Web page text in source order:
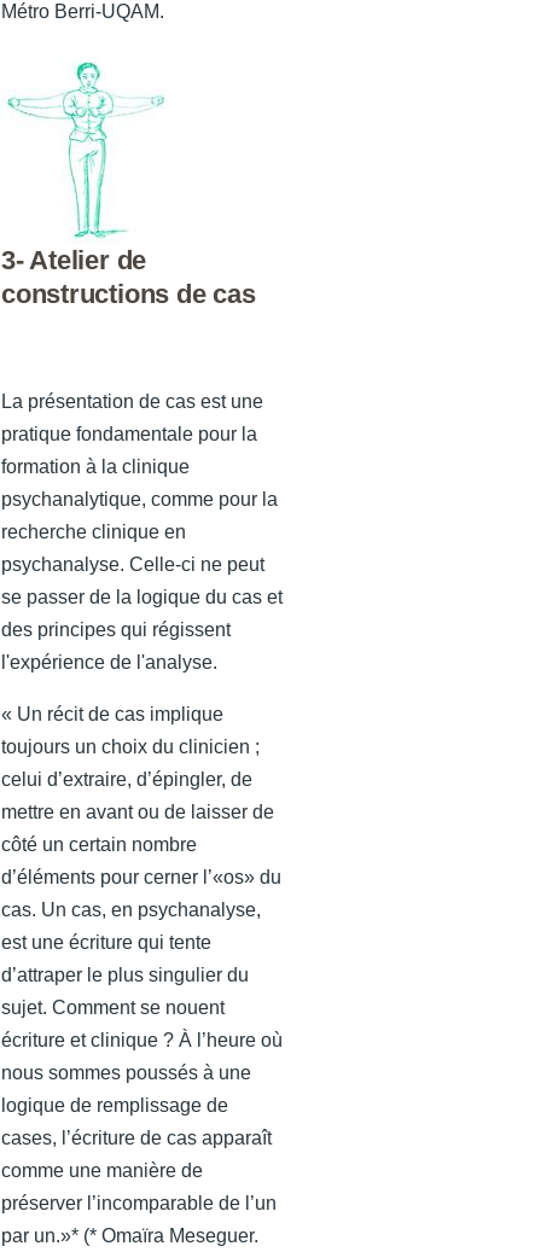
Métro Berri-UQAM.
3- Atelier de
constructions de cas
La présentation de cas est une
pratique fondamentale pour la
formation à la clinique
psychanalytique, comme pour la
recherche clinique en
psychanalyse. Celle-ci ne peut
se passer de la logique du cas et
des principes qui régissent
l'expérience de l'analyse.
« Un récit de cas implique
toujours un choix du clinicien ;
celui d’extraire, d’épingler, de
mettre en avant ou de laisser de
côté un certain nombre
d’éléments pour cerner l’«os» du
cas. Un cas, en psychanalyse,
est une écriture qui tente
d’attraper le plus singulier du
sujet. Comment se nouent
écriture et clinique ? À l’heure où
nous sommes poussés à une
logique de remplissage de
cases, l’écriture de cas apparaît
comme une manière de
préserver l’incomparable de l’un
par un.»* (* Omaïra Meseguer.